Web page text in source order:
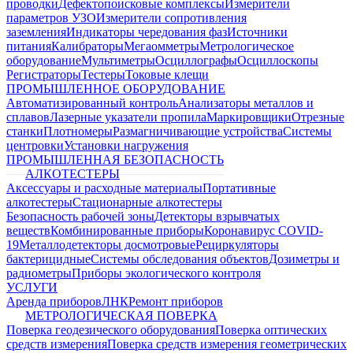
проводкиДефектопоисковые комплексыИзмерители
параметров УЗОИзмерители сопротивления
заземленияИндикаторы чередования фазИсточники
питанияКалибраторыМегаомметрыМетрологическое
оборудованиеМультиметрыОсциллографыОсциллоскопы
РегистраторыТестерыТоковые клещи
ПРОМЫШЛЕННОЕ ОБОРУДОВАНИЕ
Автоматизированный контрольАнализаторы металлов и
сплавовЛазерные указатели пропилаМаркировщикиОтрезные
станкиПлотномерыРазмагничивающие устройстваСистемы
центровкиУстановки нагружения
ПРОМЫШЛЕННАЯ БЕЗОПАСНОСТЬ
АЛКОТЕСТЕРЫ
Аксессуары и расходные материалыПортативные
алкотестерыСтационарные алкотестеры
Безопасность рабочей зоныДетекторы взрывчатых
веществКомбинированные приборыКоронавирус COVID-
19Металлодетекторы досмотровыеРециркуляторы
бактерицидныеСистемы обследования объектовДозиметры и
радиометрыПриборы экологического контроля
УСЛУГИ
Аренда приборовЛНКРемонт приборов
МЕТРОЛОГИЧЕСКАЯ ПОВЕРКА
Поверка геодезического оборудованияПоверка оптических
средств измеренияПоверка средств измерения геометрических